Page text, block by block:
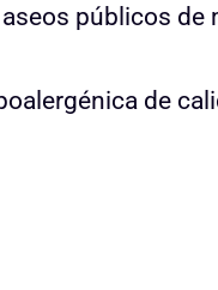
públicos de
de